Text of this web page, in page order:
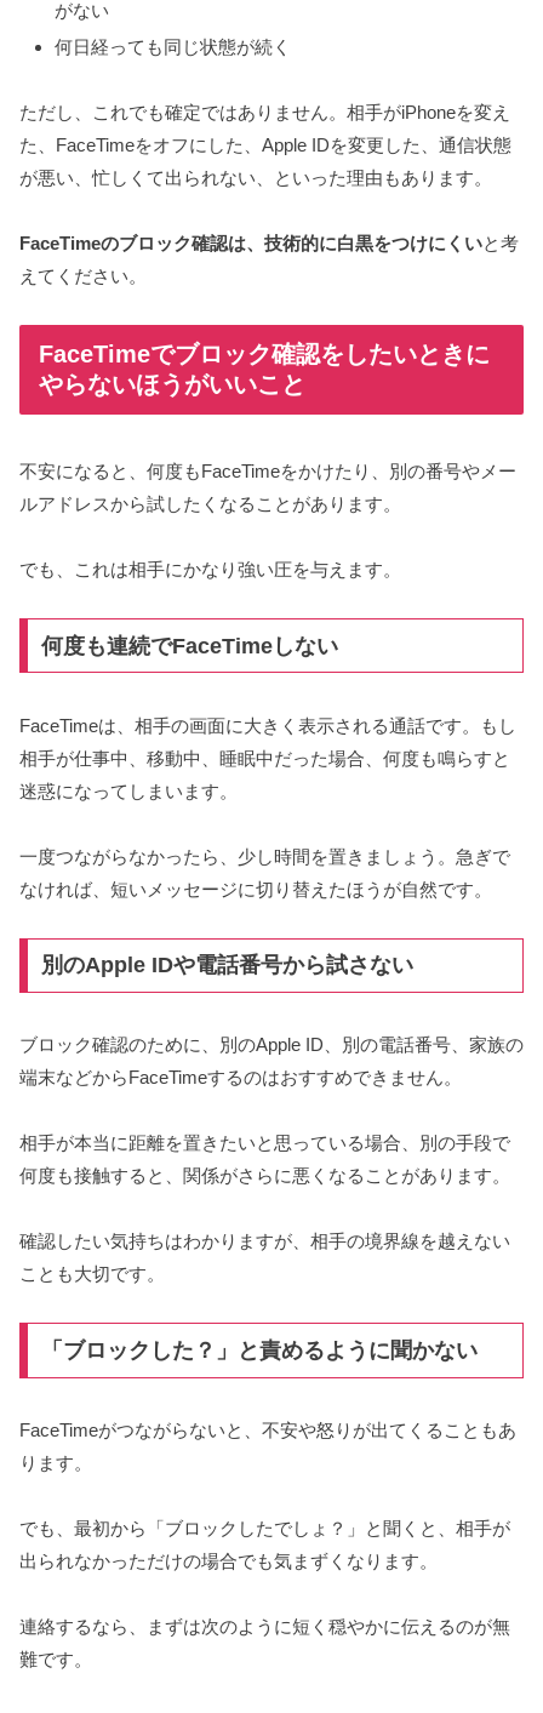
がない
何日経っても同じ状態が続く
ただし、これでも確定ではありません。相手がiPhoneを変え
た、FaceTimeをオフにした、Apple IDを変更した、通信状態
が悪い、忙しくて出られない、といった理由もあります。
FaceTimeのブロック確認は、技術的に白黒をつけにくいと考
えてください。
FaceTimeでブロック確認をしたいときに
やらないほうがいいこと
不安になると、何度もFaceTimeをかけたり、別の番号やメー
ルアドレスから試したくなることがあります。
でも、これは相手にかなり強い圧を与えます。
何度も連続でFaceTimeしない
FaceTimeは、相手の画面に大きく表示される通話です。もし
相手が仕事中、移動中、睡眠中だった場合、何度も鳴らすと
迷惑になってしまいます。
一度つながらなかったら、少し時間を置きましょう。急ぎで
なければ、短いメッセージに切り替えたほうが自然です。
別のApple IDや電話番号から試さない
ブロック確認のために、別のApple ID、別の電話番号、家族の
端末などからFaceTimeするのはおすすめできません。
相手が本当に距離を置きたいと思っている場合、別の手段で
何度も接触すると、関係がさらに悪くなることがあります。
確認したい気持ちはわかりますが、相手の境界線を越えない
ことも大切です。
「ブロックした？」と責めるように聞かない
FaceTimeがつながらないと、不安や怒りが出てくることもあ
ります。
でも、最初から「ブロックしたでしょ？」と聞くと、相手が
出られなかっただけの場合でも気まずくなります。
連絡するなら、まずは次のように短く穏やかに伝えるのが無
難です。